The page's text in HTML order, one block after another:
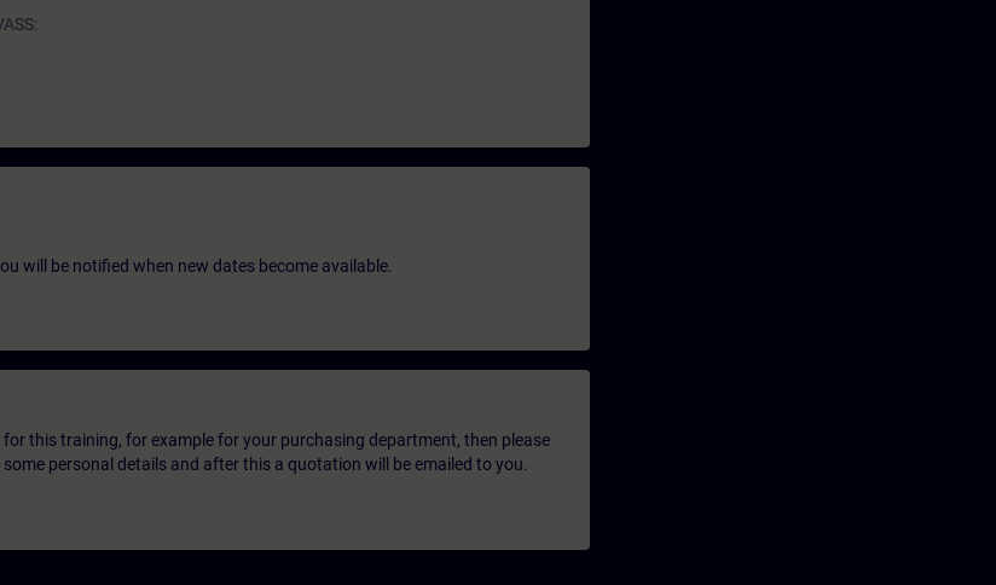
will be notified when new dates become available.
this training, for example for your purchasing department, then please
personal details and after this a quotation will be emailed to you.